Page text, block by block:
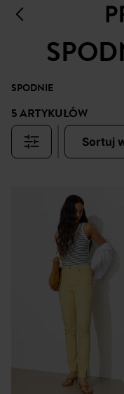
SPODNIE
5 ARTYKUŁÓW
sortuj